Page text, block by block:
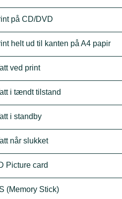
på CD/DVD
helt ud til kanten på A4 papir
ved print
i tændt tilstand
i standby
når slukket
Picture card
(Memory Stick)